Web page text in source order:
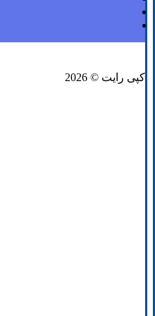
کپی رایت © 2026